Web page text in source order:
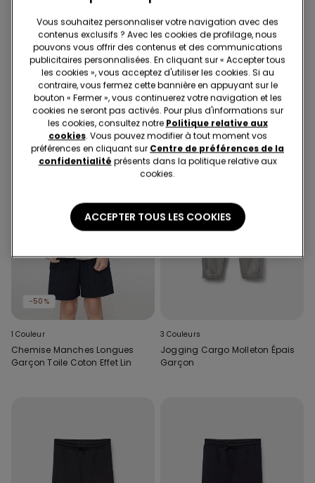
5 Couleurs
Débardeur garçon larges
bretelles
5 Couleurs
Débardeur garçon larges
bretelles
-50%
1 Couleur
Chemise Manches Longues
Garçon Toile Coton Effet Lin
3 Couleurs
Jogging Cargo Molleton Épais
Garçon
Vous souhaitez personnaliser votre navigation avec des
contenus exclusifs ? Avec les cookies de profilage, nous
pouvons vous offrir des contenus et des communications
publicitaires personnalisées. En cliquant sur « Accepter tous
les cookies », vous acceptez d'utiliser les cookies. Si au
contraire, vous fermez cette bannière en appuyant sur le
bouton « Fermer », vous continuerez votre navigation et les
cookies ne seront pas activés. Pour plus d'informations sur
les cookies, consultez notre Politique relative aux
cookies. Vous pouvez modifier à tout moment vos
préférences en cliquant sur Centre de préférences de la
confidentialité présents dans la politique relative aux
cookies.
ACCEPTER TOUS LES COOKIES